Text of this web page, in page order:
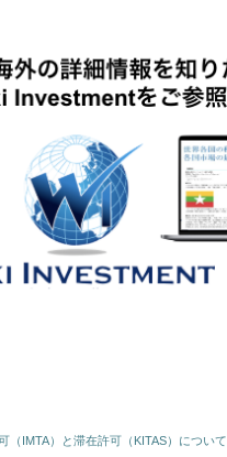
（IMTA）と滞在許可（KITAS）について